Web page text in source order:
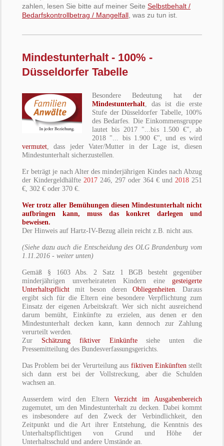
zahlen, lesen Sie bitte auf meiner Seite Selbstbehalt /
Bedarfskontrollbetrag / Mangelfall , was zu tun ist.
Mindestunterhalt - 100% -
Düsseldorfer Tabelle
Besondere Bedeutung hat der
Mindestunterhalt , das ist die erste
Stufe der Düsseldorfer Tabelle, 100%
des Bedarfes. Die Einkommensgruppe
lautet bis 2017 "...bis 1.500 €", ab
2018 "... bis 1.900 €", und es wird
vermutet , dass jeder Vater/Mutter in der Lage ist, diesen
Mindestunterhalt sicherzustellen.
Er beträgt je nach Alter des minderjährigen Kindes nach Abzug
der Kindergeldhälfte 2017 246, 297 oder 364 € und 2018 251
€, 302 € oder 370 €.
Wer trotz aller Bemühungen diesen Mindestunterhalt nicht
aufbringen kann, muss das konkret darlegen und
beweisen.
Der Hinweis auf Hartz-IV-Bezug allein reicht z.B. nicht aus.
(Siehe dazu auch die Entscheidung des OLG Brandenburg vom
1.11.2016 - weiter unten)
Gemäß § 1603 Abs. 2 Satz 1 BGB besteht gegenüber
minderjährigen unverheirateten Kindern eine gesteigerte
Unterhaltspflicht mit beson deren Obliegenheiten . Daraus
ergibt sich für die Eltern eine besondere Verpflichtung zum
Einsatz der eigenen Arbeitskraft. Wer sich nicht ausreichend
darum bemüht, Einkünfte zu erzielen, aus denen er den
Mindestunterhalt decken kann, kann dennoch zur Zahlung
verurteilt werden.
Zur Schätzung fiktiver Einkünftesiehe unten die
Pressemitteilung des Bundesverfassungsgerichts.
Das Problem bei der Verurteilung aus fiktiven Einkünften stellt
sich dann erst bei der Vollstreckung, aber die Schulden
wachsen an.
Ausserdem wird den Eltern Verzicht im Ausgabenbereich
zugemutet, um den Mindestunterhalt zu decken. Dabei kommt
es insbesondere auf den Zweck der Verbindlichkeit, den
Zeitpunkt und die Art ihrer Entstehung, die Kenntnis des
Unterhaltspflichtigen von Grund und Höhe der
Unterhaltsschuld und andere Umstände an.